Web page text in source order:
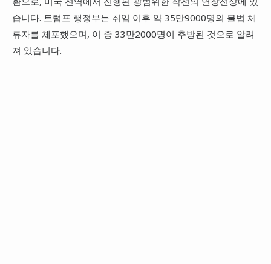
습니다. 트럼프 행정부는 취임 이후 약 35만9000명의 불법 체
류자를 체포했으며, 이 중 33만2000명이 추방된 것으로 알려
져 있습니다.